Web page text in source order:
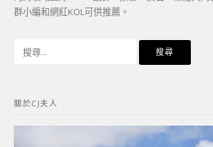
群小編和網紅KOL可供推薦。
字:
關於CJ夫人